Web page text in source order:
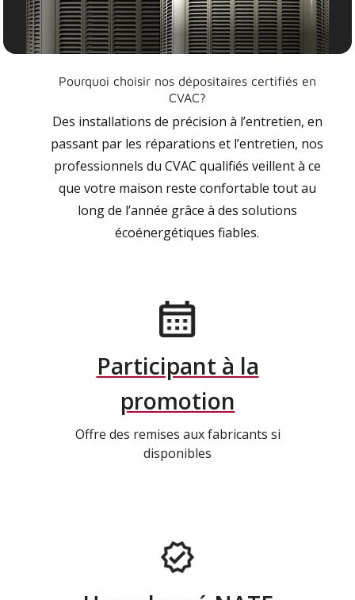
Pourquoi choisir nos dépositaires certifiés en
CVAC?
Des installations de précision à l’entretien, en
passant par les réparations et l’entretien, nos
professionnels du CVAC qualifiés veillent à ce
que votre maison reste confortable tout au
long de l’année grâce à des solutions
écoénergétiques fiables.
Participant à la
promotion
Offre des remises aux fabricants si
disponibles